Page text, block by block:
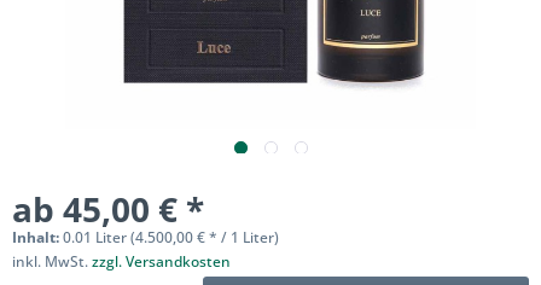
ab 45,00 € *
Inhalt:0.01 Liter (4.500,00 € * / 1 Liter)
inkl. MwSt.zzgl. Versandkosten